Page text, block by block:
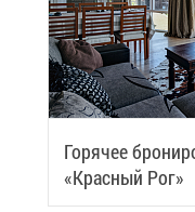
Го­ря­чее
«Крас­ный Рог»